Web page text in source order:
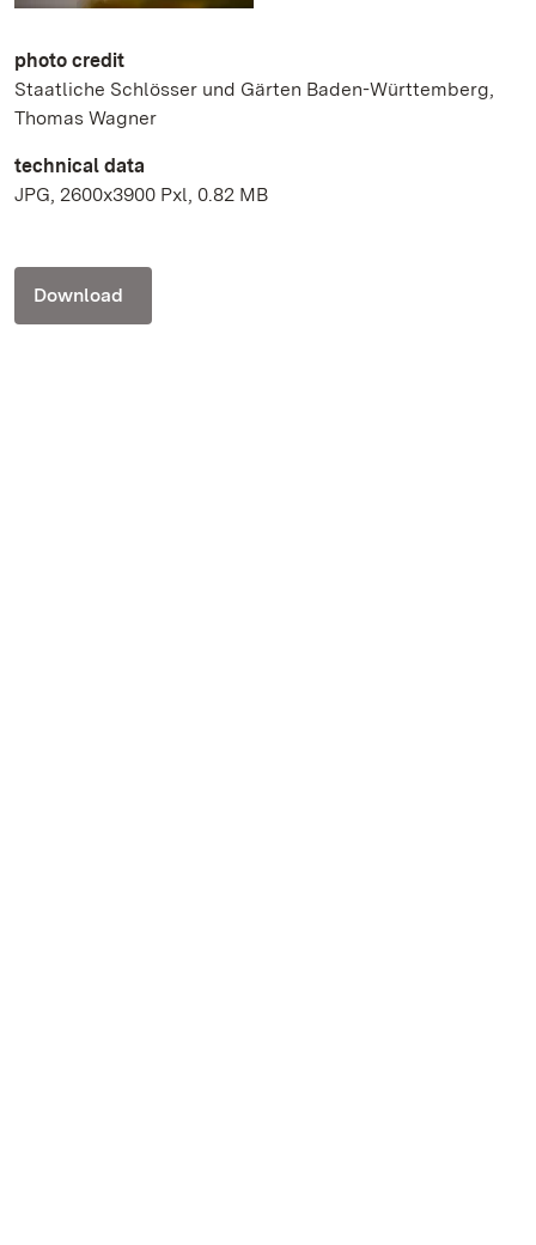
photo credit
Staatliche Schlösser und Gärten Baden-Württemberg,
Thomas Wagner
technical data
JPG, 2600x3900 Pxl, 0.82 MB
Download